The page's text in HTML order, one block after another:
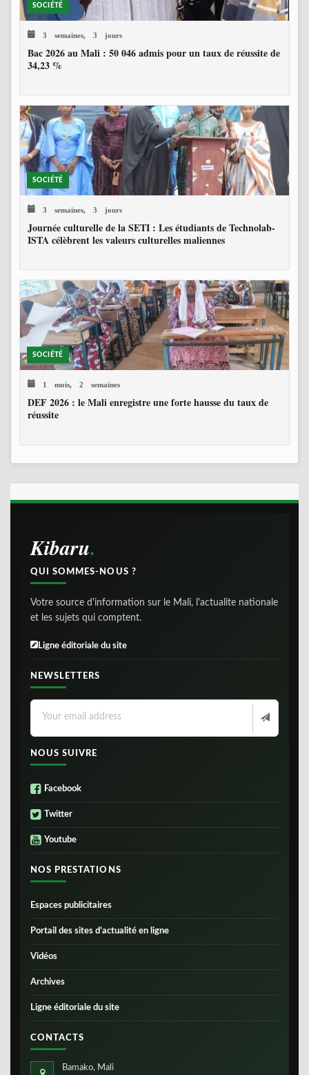
SOCIÉTÉ
3 semaines, 3 jours
Bac 2026 au Mali : 50 046 admis pour un taux de réussite de
34,23 %
SOCIÉTÉ
3 semaines, 3 jours
Journée culturelle de la SETI : Les étudiants de Technolab-
ISTA célèbrent les valeurs culturelles maliennes
SOCIÉTÉ
1 mois, 2 semaines
DEF 2026 : le Mali enregistre une forte hausse du taux de
réussite
Kibaru
QUI SOMMES-NOUS ?
Votre source d'information sur le Mali, l'actualite nationale
et les sujets qui comptent.
Ligne éditoriale du site
NEWSLETTERS
NOUS SUIVRE
Facebook
Twitter
Youtube
NOS PRESTATIONS
Espaces publicitaires
Portail des sites d’actualité en ligne
Vidéos
Archives
Ligne éditoriale du site
CONTACTS
Bamako, Mali